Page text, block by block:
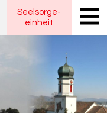
Seelsorge-
einheit